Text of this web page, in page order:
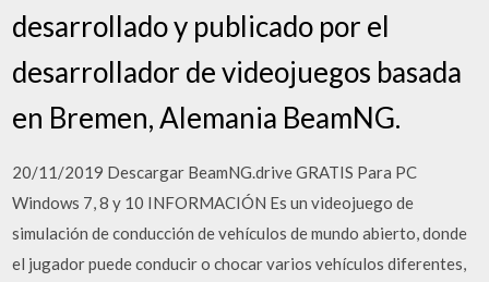
desarrollado y publicado por el
desarrollador de videojuegos basada
en Bremen, Alemania BeamNG.
20/11/2019 Descargar BeamNG.drive GRATIS Para PC
Windows 7, 8 y 10 INFORMACIÓN Es un videojuego de
simulación de conducción de vehículos de mundo abierto, donde
el jugador puede conducir o chocar varios vehículos diferentes,